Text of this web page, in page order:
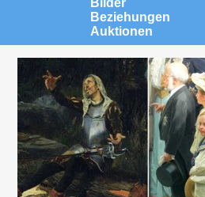
Bilder
Beziehungen
Auktionen